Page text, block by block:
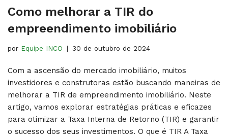
Como melhorar a TIR do
empreendimento imobiliário
por Equipe INCO 30 de outubro de 2024
Com a ascensão do mercado imobiliário, muitos
investidores e construtoras estão buscando maneiras de
melhorar a TIR de empreendimento imobiliário. Neste
artigo, vamos explorar estratégias práticas e eficazes
para otimizar a Taxa Interna de Retorno (TIR) e garantir
o sucesso dos seus investimentos. O que é TIR A Taxa